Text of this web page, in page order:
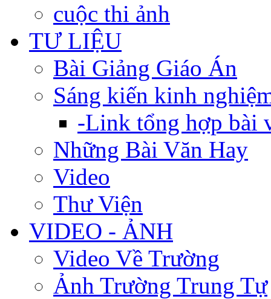
cuộc thi ảnh
TƯ LIỆU
Bài Giảng Giáo Án
Sáng kiến kinh
-Link tổng hợp bài
Những Bài Văn Hay
Video
Thư Viện
VIDEO - ẢNH
Video Về Trường
Ảnh Trường Trung Tự